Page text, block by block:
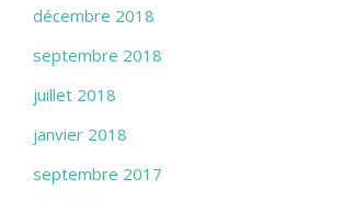
décembre 2018
septembre 2018
juillet 2018
janvier 2018
septembre 2017